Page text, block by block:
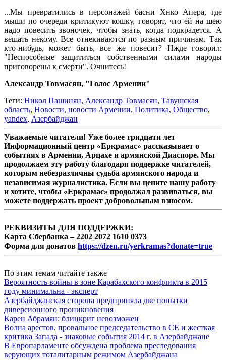
...Мы превратились в персонажей басни Хнко Апера, где
мыши по очереди критикуют кошку, говорят, что ей на шею
надо повесить звоночек, чтобы знать, когда подкрадется. А
вешать некому. Все отнекиваются по разным причинам. Так
кто-нибудь, может быть, все же повесит? Нжде говорил:
"Неспособные защититься собственными силами народы
приговорены к смерти". Очнитесь!
Александр Товмасян, "Голос Армении"
Теги: Никол Пашинян, Александр Товмасян, Тавушская
область, Новости, новости Армении, Политика, Общество,
yandex, Азербайджан
Уважаемые читатели! Уже более тридцати лет
Информационный центр «Еркрамас» рассказывает о
событиях в Армении, Арцахе и армянской Диаспоре. Мы
продолжаем эту работу благодаря поддержке читателей,
которым небезразличны судьба армянского народа и
независимая журналистика. Если вы цените нашу работу
и хотите, чтобы «Еркрамас» продолжал развиваться, вы
можете поддержать проект добровольным взносом.
РЕКВИЗИТЫ ДЛЯ ПОДДЕРЖКИ:
Карта Сбербанка – 2202 2072 1610 0373
Форма для донатов https://dzen.ru/yerkramas?donate=true
По этим темам читайте также
Вероятность войны в зоне Карабахского конфликта в 2015
году минимальна - эксперт
Азербайджанская сторона предприняла две попытки
диверсионного проникновения
Карен Абрамян: блицкриг невозможен
Волна арестов, провальное председательство в СЕ и жесткая
критика Запада - знаковые события 2014 г. в Азербайджане
В Европарламенте обсуждена проблема преследования
верующих тоталитарным режимом Азербайджана